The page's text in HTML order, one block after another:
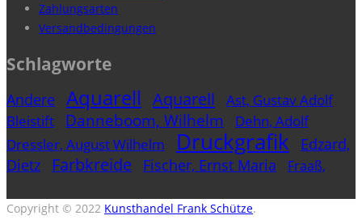
Zahlungsarten
Versandbedingungen
Schlagworte
Andere Aquarell Aquarell
Ast, Gustav Adolf
Bleistift
Danneboom, Wilhelm
Dehn, Adolf
Dressler, August Wilhelm
Druckgrafik
Edzard,
Dietz
Farbkreide Fischer, Ernst Maria
Fraaß,
Hesselbach, Wilhelm Holzschnitt
Copyright © 2022 Kunsthandel Frank Schütze.